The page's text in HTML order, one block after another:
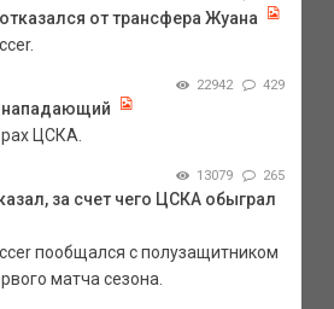
от трансфера Жуана
22942 429
ЦСКА.
13079 265
за счет чего ЦСКА обыграл
пообщался с полузащитником
матча сезона.